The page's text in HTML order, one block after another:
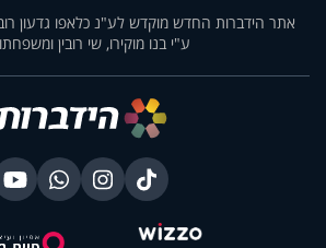
אתר הידברות החדש מוקדש לע"נ כלאפו גדעון
ע"י בנו מוקירו, שי רובין